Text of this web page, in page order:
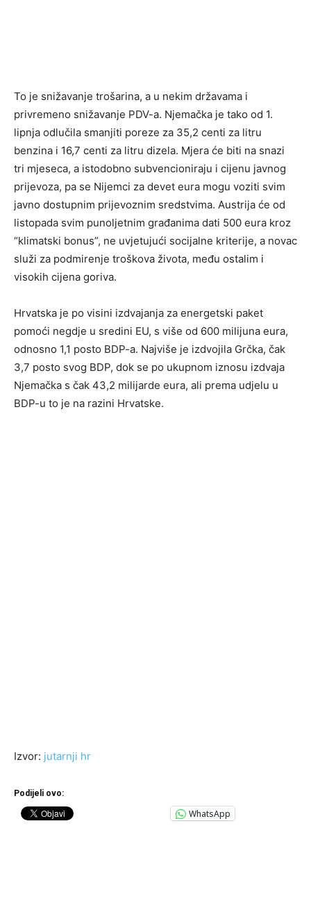
To je snižavanje trošarina, a u nekim državama i
privremeno snižavanje PDV-a. Njemačka je tako od 1.
lipnja odlučila smanjiti poreze za 35,2 centi za litru
benzina i 16,7 centi za litru dizela. Mjera će biti na snazi
tri mjeseca, a istodobno subvencioniraju i cijenu javnog
prijevoza, pa se Nijemci za devet eura mogu voziti svim
javno dostupnim prijevoznim sredstvima. Austrija će od
listopada svim punoljetnim građanima dati 500 eura kroz
“klimatski bonus”, ne uvjetujući socijalne kriterije, a novac
služi za podmirenje troškova života, među ostalim i
visokih cijena goriva.
Hrvatska je po visini izdvajanja za energetski paket
pomoći negdje u sredini EU, s više od 600 milijuna eura,
odnosno 1,1 posto BDP-a. Najviše je izdvojila Grčka, čak
3,7 posto svog BDP, dok se po ukupnom iznosu izdvaja
Njemačka s čak 43,2 milijarde eura, ali prema udjelu u
BDP-u to je na razini Hrvatske.
Izvor: jutarnji hr
Podijeli ovo:
WhatsApp